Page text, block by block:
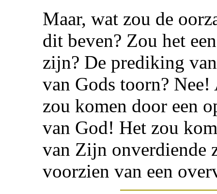
Maar, wat zou de
dit beven? Zou het
zijn? De prediking
van Gods toorn?
zou komen door een
van God! Het zou
van Zijn onverdiende
voorzien van een